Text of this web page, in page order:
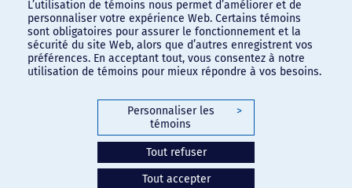
-Conditions d'utilisation
Paramètres des témoins
L’utilisation de témoins nous permet d’améliorer et de
personnaliser votre expérience Web. Certains témoins
sont obligatoires pour assurer le fonctionnement et la
sécurité du site Web, alors que d’autres enregistrent vos
préférences. En acceptant tout, vous consentez à notre
utilisation de témoins pour mieux répondre à vos besoins.
Personnaliser les
témoins
>
Tout refuser
Tout accepter